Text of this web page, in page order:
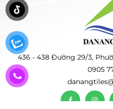
436 - 438 Đường 29/3,
0905